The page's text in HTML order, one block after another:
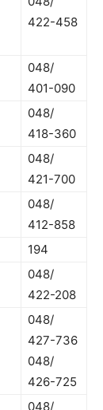
422-458
048/
401-090
048/
418-360
048/
421-700
048/
412-858
194
048/
422-208
048/
427-736
048/
426-725
048/